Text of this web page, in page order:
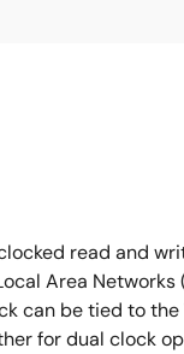
read and
Area
can be tied to
for dual clock